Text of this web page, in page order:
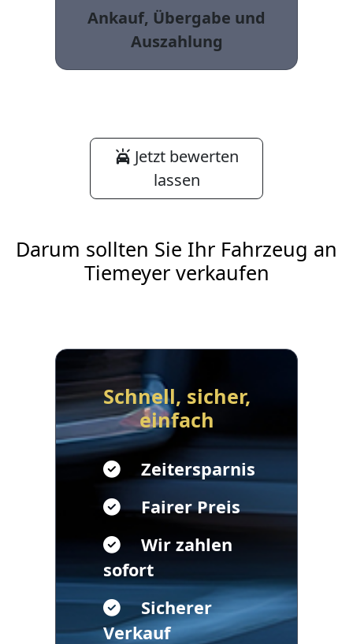
Ankauf, Übergabe und
Auszahlung
Jetzt bewerten
lassen
Darum sollten Sie Ihr Fahrzeug an
Tiemeyer verkaufen
Schnell, sicher,
einfach
Zeitersparnis
Fairer Preis
Wir zahlen
sofort
Sicherer
Verkauf